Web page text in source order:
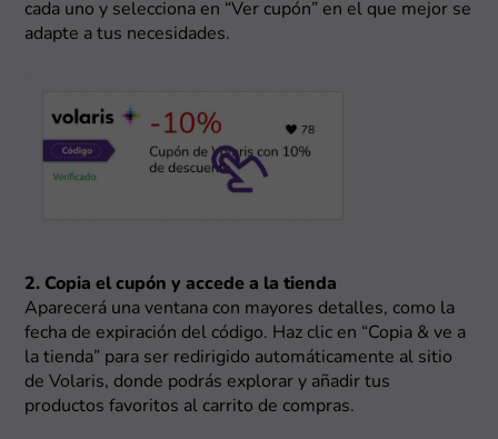
cada uno y selecciona en “Ver cupón” en el que mejor se
adapte a tus necesidades.
2. Copia el cupón y accede a la tienda
Aparecerá una ventana con mayores detalles, como la
fecha de expiración del código. Haz clic en “Copia & ve a
la tienda” para ser redirigido automáticamente al sitio
de Volaris, donde podrás explorar y añadir tus
productos favoritos al carrito de compras.